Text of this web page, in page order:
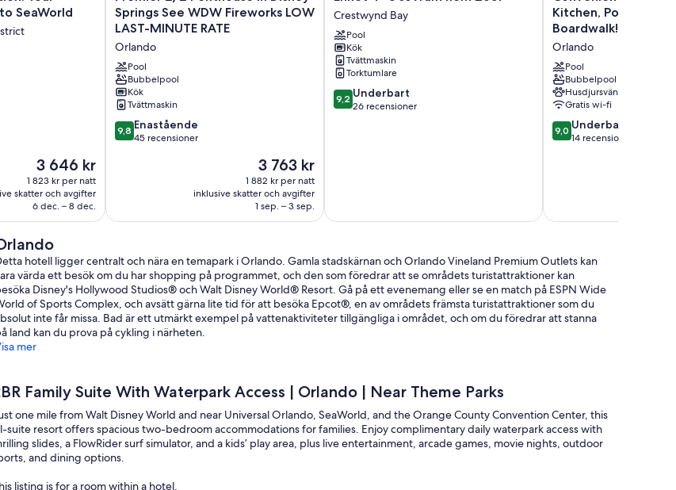
SeaWorld
Priset
är
3 646 kr
3 646 kr
1 823 kr per natt
skatter och avgifter
6 dec. – 8 dec.
2/2
Penthouse
in
Disney
Springs
See
WDW
Fireworks
LOW
LAST-
Springs See WDW Fireworks LOW
LAST-MINUTE RATE
Orlando
Pool
Bubbelpool
Kök
Tvättmaskin
9.8
av
9,8 Enastående
45 recensioner
Priset
är
3 763 kr
3 763 kr
1 882 kr per natt
inklusive skatter och avgifter
1 sep. – 3 sep.
4-
3
sovrum
hem
2657
Crestwynd
Bay
Crestwynd Bay
Pool
Kök
Tvättmaskin
Torktumlare
9.2
av
9,2 Underbart
26 recensioner
2BR
Suite
with
Full
Kitchen,
Pool,
Close
To
Disney's
Boardwalk!
Kitchen, Pool, Close
Boardwalk!
Orlando
Pool
Bubbelpool
Husdjursvänligt
Gratis wi-fi
9.0
av
9,0 Underbart
14 recensioner
hotell ligger centralt och nära en temapark i Orlando. Gamla stadskärnan och Orlando Vineland Premium Outlets kan
värda ett besök om du har shopping på programmet, och den som föredrar att se områdets turistattraktioner kan
Disney's Hollywood Studios® och Walt Disney World® Resort. Gå på ett evenemang eller se en match på ESPN Wide
of Sports Complex, och avsätt gärna lite tid för att besöka Epcot®, en av områdets främsta turistattraktioner som du
inte får missa. Bad är ett utmärkt exempel på vattenaktiviteter tillgängliga i området, och om du föredrar att stanna
land kan du prova på cykling i närheten.
mer
Family Suite With Waterpark Access | Orlando | Near Theme Parks
one mile from Walt Disney World and near Universal Orlando, SeaWorld, and the Orange County Convention Center, this
suite resort offers spacious two-bedroom accommodations for families. Enjoy complimentary daily waterpark access with
slides, a FlowRider surf simulator, and a kids’ play area, plus live entertainment, arcade games, movie nights, outdoor
and dining options.
listing is for a room within a hotel.